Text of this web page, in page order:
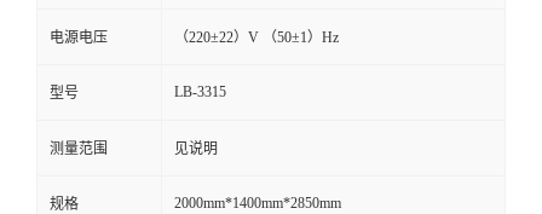
言
电源电压 （220±22）V （50±1）Hz
型号 LB-3315
测量范围 见说明
规格 2000mm*1400mm*2850mm